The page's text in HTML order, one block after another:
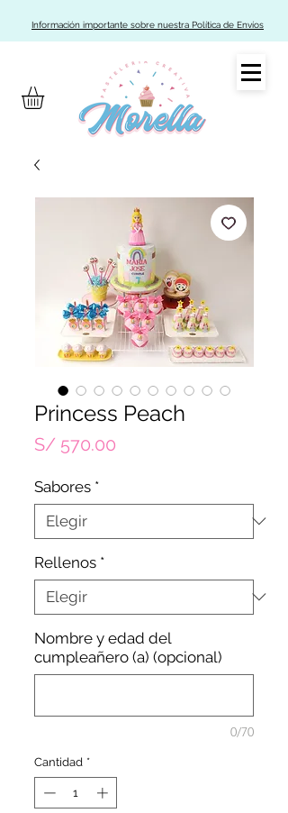
Información importante sobre nuestra Política de Envíos
Princess Peach
S/ 570.00
Sabores *
Rellenos *
Nombre y edad del
cumpleañero (a) (opcional)
0/70
Cantidad *